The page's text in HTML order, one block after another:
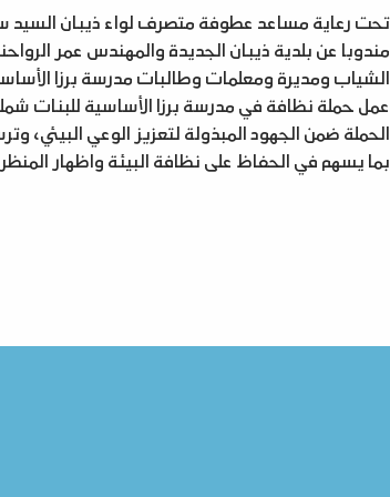
تحت رعاية مساعد عطوفة متصرف لواء ذيبان السيد
مندوبا عن بلدية ذيبان الجديدة والمهندس عمر
عمل حملة نظافة في مدرسة برزا الأساسية للبنات
الحملة ضمن الجهود المبذولة لتعزيز الوعي البيئي،
بما يسهم في الحفاظ على نظافة البيئة واظهار